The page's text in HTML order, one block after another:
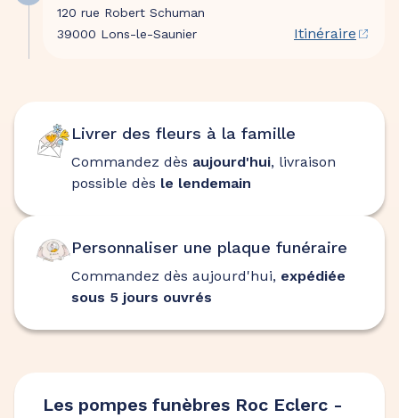
120 rue Robert Schuman
39000 Lons-le-Saunier
Itinéraire
Livrer des fleurs à la famille
Commandez dès aujourd'hui, livraison
possible dès le lendemain
Personnaliser une plaque funéraire
Commandez dès aujourd'hui, expédiée
sous 5 jours ouvrés
Les pompes funèbres Roc Eclerc -